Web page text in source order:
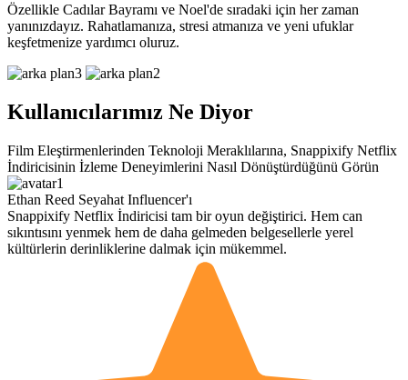
Özellikle Cadılar Bayramı ve Noel'de sıradaki için her zaman
yanınızdayız. Rahatlamanıza, stresi atmanıza ve yeni ufuklar
keşfetmenize yardımcı oluruz.
Kullanıcılarımız Ne Diyor
Film Eleştirmenlerinden Teknoloji Meraklılarına, Snappixify Netflix
İndiricisinin İzleme Deneyimlerini Nasıl Dönüştürdüğünü Görün
Ethan Reed Seyahat Influencer'ı
Snappixify Netflix İndiricisi tam bir oyun değiştirici. Hem can
sıkıntısını yenmek hem de daha gelmeden belgesellerle yerel
kültürlerin derinliklerine dalmak için mükemmel.